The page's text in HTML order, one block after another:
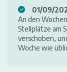
01/09/
An den
Stellplätze am
verschoben,
Woche wie